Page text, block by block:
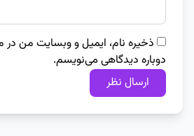
ذخیره نام، ایمیل و وبسایت من در
دوباره دیدگاهی می‌نویسم.